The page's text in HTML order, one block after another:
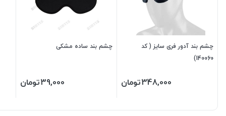
چشم بند آدور فری سایز ( کد
140060)
348,000تومان
چشم بند ساده مشکی
39,000تومان